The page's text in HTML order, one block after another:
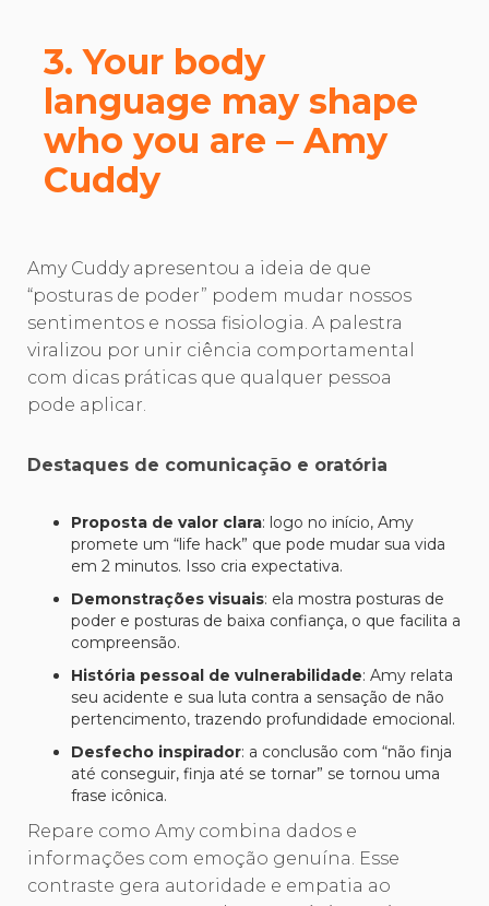
3. Your body
language may shape
who you are – Amy
Cuddy
Amy Cuddy apresentou a ideia de que
“posturas de poder” podem mudar nossos
sentimentos e nossa fisiologia. A palestra
viralizou por unir ciência comportamental
com dicas práticas que qualquer pessoa
pode aplicar.
Destaques de comunicação e oratória
Proposta de valor clara: logo no início, Amy
promete um “life hack” que pode mudar sua vida
em 2 minutos. Isso cria expectativa.
Demonstrações visuais: ela mostra posturas de
poder e posturas de baixa confiança, o que facilita a
compreensão.
História pessoal de vulnerabilidade: Amy relata
seu acidente e sua luta contra a sensação de não
pertencimento, trazendo profundidade emocional.
Desfecho inspirador: a conclusão com “não finja
até conseguir, finja até se tornar” se tornou uma
frase icônica.
Repare como Amy combina dados e
informações com emoção genuína. Esse
contraste gera autoridade e empatia ao